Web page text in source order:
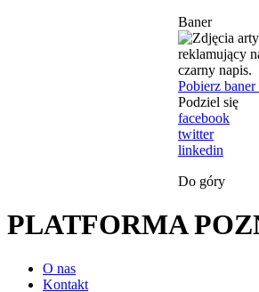
Baner
Pobierz
Podziel się
facebook
twitter
linkedin
Do góry
PLATFORMA
O nas
Kontakt